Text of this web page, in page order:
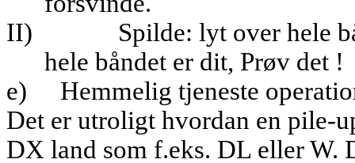
II)
Spilde: lyt over hele
hele båndet er dit, Prøv det !
e)
Hemmelig tjeneste
Det er utroligt hvordan en pile-
DX land som f.eks. DL eller W.